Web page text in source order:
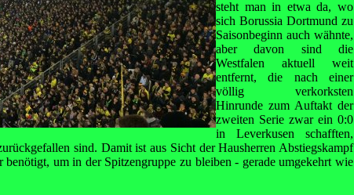
steht man in etwa da, wo
sich Borussia Dortmund zu
Saisonbeginn auch wähnte,
aber davon sind die
Westfalen aktuell weit
entfernt, die nach einer
völlig verkorksten
Hinrunde zum Auftakt der
zweiten Serie zwar ein 0:0
in Leverkusen schafften,
sind. Damit ist aus Sicht der Hausherren Abstiegskampf
um in der Spitzengruppe zu bleiben - gerade umgekehrt wie